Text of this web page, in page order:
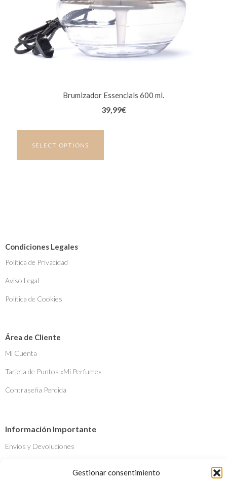
Gestionar consentimiento
Brumizador Essencials 600 ml.
39,99€
SELECT OPTIONS
Condiciones Legales
Política de Privacidad
Aviso Legal
Política de Cookies
Área de Cliente
Mi Cuenta
Tarjeta de Puntos «Mi Perfume»
Contraseña Perdida
Información Importante
Envíos y Devoluciones